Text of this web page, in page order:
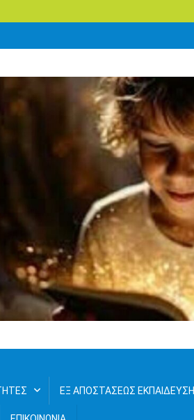
ΕΞ ΑΠΟΣΤΑΣΕΩΣ ΕΚΠΑΙΔΕΥΣΗ